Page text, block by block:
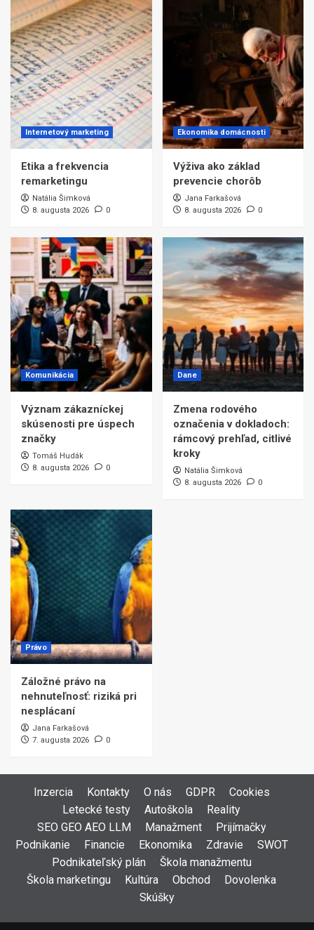
Internetový marketing
Etika a frekvencia
remarketingu
Natália Šimková
8. augusta 2026
0
Ekonomika domácnosti
Výživa ako základ
prevencie chorôb
Jana Farkašová
8. augusta 2026
0
Komunikácia
Význam zákazníckej
skúsenosti pre úspech
značky
Tomáš Hudák
8. augusta 2026
0
Dane
Zmena rodového
označenia v dokladoch:
rámcový prehľad, citlivé
kroky
Natália Šimková
8. augusta 2026
0
Právo
Záložné právo na
nehnuteľnosť: riziká pri
nesplácaní
Jana Farkašová
7. augusta 2026
0
Inzercia Kontakty O nás GDPR
Cookies
Letecké testy
Autoškola
Reality
SEO GEO AEO LLM
Manažment
Prijímačky
Podnikanie
Financie Ekonomika Zdravie
SWOT
Podnikateľský plán
Škola manažmentu
Škola marketingu
Kultúra Obchod
Dovolenka
Skúšky